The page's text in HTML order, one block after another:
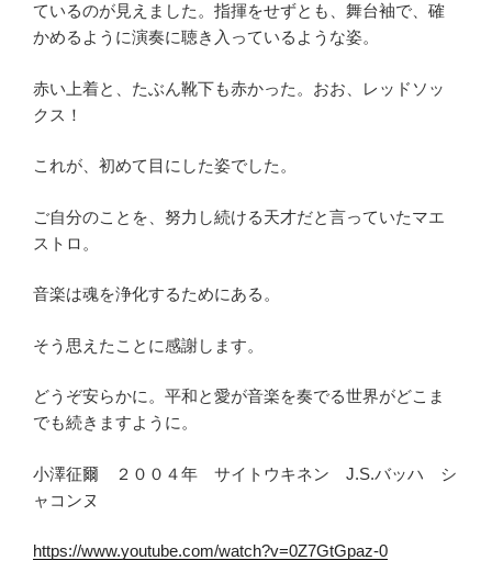
ているのが見えました。指揮をせずとも、舞台袖で、確
かめるように演奏に聴き入っているような姿。
赤い上着と、たぶん靴下も赤かった。おお、レッドソッ
クス！
これが、初めて目にした姿でした。
ご自分のことを、努力し続ける天才だと言っていたマエ
ストロ。
音楽は魂を浄化するためにある。
そう思えたことに感謝します。
どうぞ安らかに。平和と愛が音楽を奏でる世界がどこま
でも続きますように。
小澤征爾 ２００４年 サイトウキネン J.S.バッハ シ
ャコンヌ
https://www.youtube.com/watch?v=0Z7GtGpaz-0